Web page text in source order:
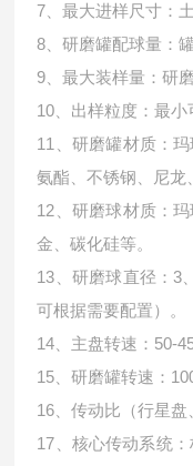
7、最大进样尺寸：
8、研磨罐配球量：
9、最大装样量：研
10、出样粒度：最小
11、研磨罐材质：
氨酯、不锈钢、尼龙
12、研磨球材质：
金、碳化硅等。
13、研磨球直径：3
可根据需要配置）。
14、主盘转速：50-
15、研磨罐转速：
16、传动比（行星盘
17、核心传动系统